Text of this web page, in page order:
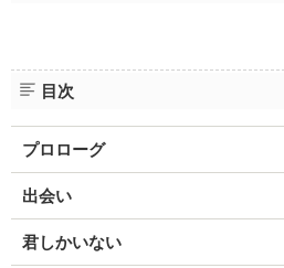
目次
プロローグ
出会い
君しかいない